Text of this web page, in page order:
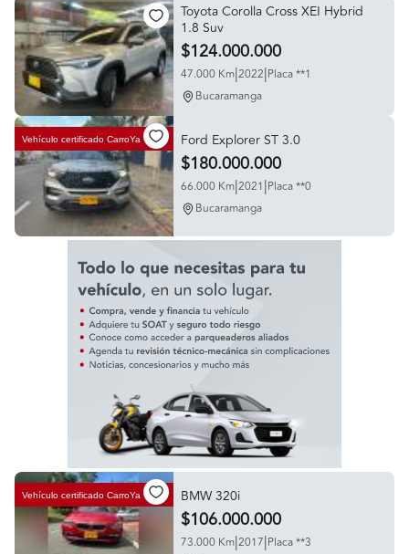
Toyota Corolla Cross XEI Hybrid
1.8 Suv
$124.000.000
47.000 Km|2022|Placa **1
Bucaramanga
Vehículo certificado CarroYa Ford Explorer ST 3.0
$180.000.000
66.000 Km|2021|Placa **0
Bucaramanga
Vehículo certificado CarroYa BMW 320i
$106.000.000
73.000 Km|2017|Placa **3